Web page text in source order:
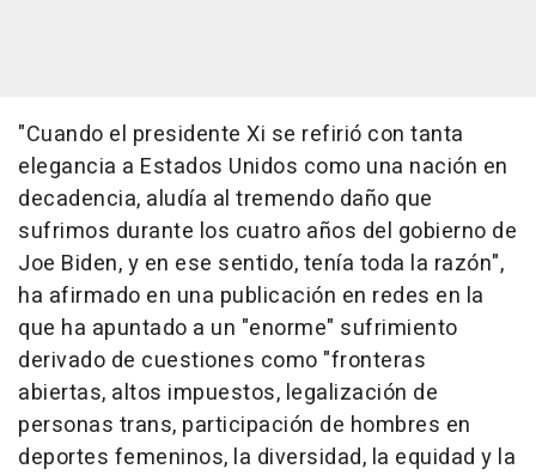
"Cuando el presidente Xi se refirió con tanta
elegancia a Estados Unidos como una nación en
decadencia, aludía al tremendo daño que
sufrimos durante los cuatro años del gobierno de
Joe Biden, y en ese sentido, tenía toda la razón",
ha afirmado en una publicación en redes en la
que ha apuntado a un "enorme" sufrimiento
derivado de cuestiones como "fronteras
abiertas, altos impuestos, legalización de
personas trans, participación de hombres en
deportes femeninos, la diversidad, la equidad y la